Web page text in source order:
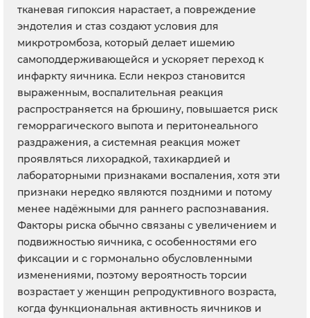
тканевая гипоксия нарастает, а повреждение
эндотелия и стаз создают условия для
микротромбоза, который делает ишемию
самоподдерживающейся и ускоряет переход к
инфаркту яичника. Если некроз становится
выраженным, воспалительная реакция
распространяется на брюшину, повышается риск
геморрагического выпота и перитонеального
раздражения, а системная реакция может
проявляться лихорадкой, тахикардией и
лабораторными признаками воспаления, хотя эти
признаки нередко являются поздними и потому
менее надёжными для раннего распознавания.
Факторы риска обычно связаны с увеличением и
подвижностью яичника, с особенностями его
фиксации и с гормонально обусловленными
изменениями, поэтому вероятность торсии
возрастает у женщин репродуктивного возраста,
когда функциональная активность яичников и